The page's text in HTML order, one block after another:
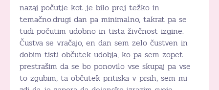
nazaj počutje kot je bilo prej težko in
temačno.drugi dan pa minimalno, takrat pa se
tudi počutim udobno in tista živčnost izgine.
Čustva se vračajo, en dan sem zelo čustven in
dobim tisti občutek udobja, ko pa sem zopet
prestrašim da se bo ponovilo vse skupaj pa vse
to zgubim, ta občutek pritiska v prsih, sem mi